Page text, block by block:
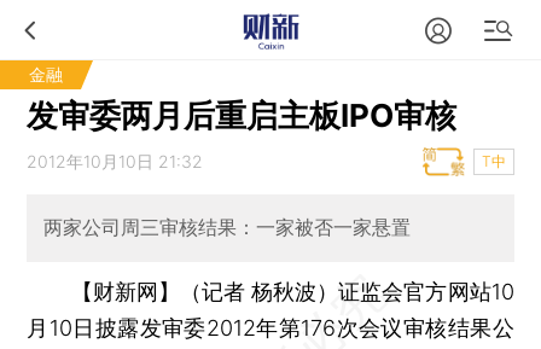
金融
发审委两月后重启主板IPO审核
2012年10月10日 21:32 T中
两家公司周三审核结果：一家被否一家悬置
【财新网】（记者 杨秋波）证监会官方网站10
月10日披露发审委2012年第176次会议审核结果公